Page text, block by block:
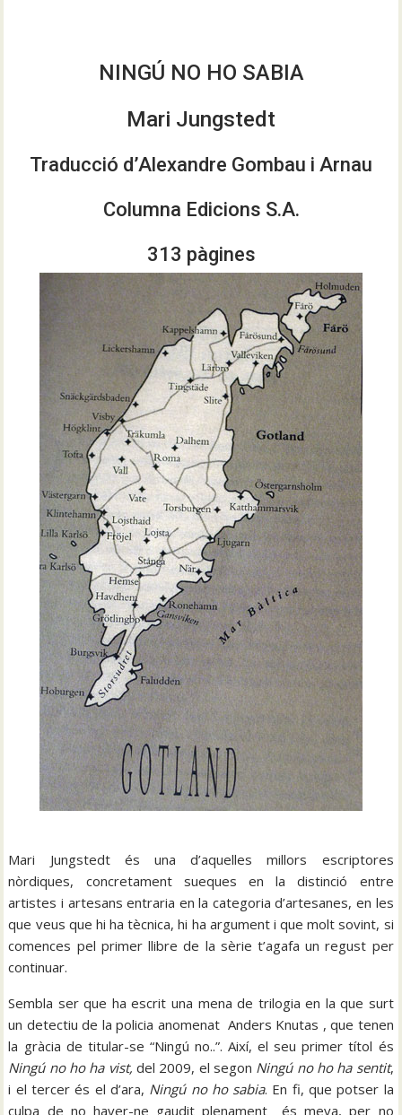
NINGÚ NO HO SABIA
Mari Jungstedt
Traducció d’Alexandre Gombau i Arnau
Columna Edicions S.A.
313 pàgines
Mari Jungstedt és una d’aquelles millors escriptores
nòrdiques, concretament sueques en la distinció entre
artistes i artesans entraria en la categoria d’artesanes, en les
que veus que hi ha tècnica, hi ha argument i que molt sovint, si
comences pel primer llibre de la sèrie t’agafa un regust per
continuar.
Sembla ser que ha escrit una mena de trilogia en la que surt
un detectiu de la policia anomenat Anders Knutas , que tenen
la gràcia de titular-se “Ningú no..”. Així, el seu primer títol és
Ningú no ho ha vist, del 2009, el segon Ningú no ho ha sentit,
i el tercer és el d’ara, Ningú no ho sabia. En fi, que potser la
culpa de no haver-ne gaudit plenament és meva, per no